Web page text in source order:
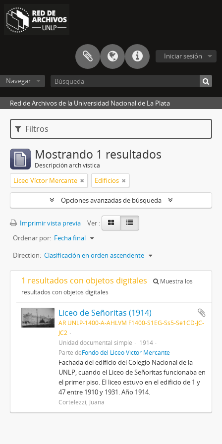
Iniciar sesión
Navegar
Red de Archivos de la Universidad Nacional de La Plata
Filtros
Mostrando 1 resultados
Descripción archivística
Liceo Víctor Mercante Edificios
Opciones avanzadas de búsqueda
Imprimir vista previa
Ver :
Ordenar por: Fecha final
Direction: Clasificación en orden ascendente
1 resultados con objetos digitales
Muestra los
resultados con objetos digitales
Liceo de Señoritas (1914)
AR UNLP-1400-A-AHLVM F1400-S1EG-Ss5-Se1CD-JC-
JC2
Unidad documental simple
1914
Parte deFondo del Liceo Víctor Mercante
Fachada del edificio del Colegio Nacional de la
UNLP, cuando el Liceo de Señoritas funcionaba en
el primer piso. El liceo estuvo en el edificio de 1 y
47 entre 1910 y 1931. Año 1914.
Cortelezzi, Juana